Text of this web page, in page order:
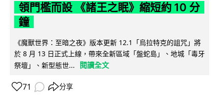
領門檻而設 《諸王之眠》縮短約 10 分
鐘
《魔獸世界：至暗之夜》版本更新 12.1「烏拉特克的詛咒」將
於 8 月 13 日正式上線，帶來全新區域「盤蛇島」、地城「毒牙
祭壇」、新型態世...
閱讀全文
71 分享